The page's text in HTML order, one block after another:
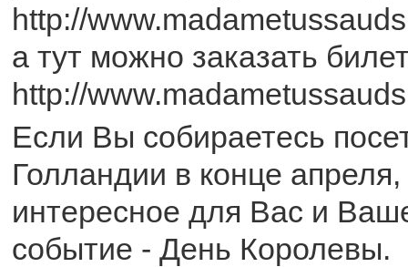
http://
а тут можно заказать
http://
Если Вы собираетесь
Голландии в конце
интересное для Вас и
событие - День Королевы.